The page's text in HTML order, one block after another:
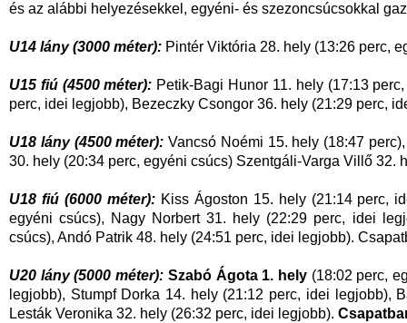
és az alábbi helyezésekkel, egyéni- és szezoncsúcsokkal
U14 lány (3000 méter): Pintér Viktória 28. hely (13:26 perc,
U15 fiú (4500 méter): Petik-Bagi Hunor 11. hely (17:13
perc, idei legjobb), Bezeczky Csongor 36. hely (21:29 perc,
U18 lány (4500 méter): Vancsó Noémi 15. hely (18:47
30. hely (20:34 perc, egyéni csúcs) Szentgáli-Varga Villő 32.
U18 fiú (6000 méter):Kiss Ágoston 15. hely (21:14 perc,
egyéni csúcs), Nagy Norbert 31. hely (22:29 perc, idei
csúcs), Andó Patrik 48. hely (24:51 perc, idei legjobb).
U20 lány (5000 méter): Szabó Ágota 1. hely(18:02 perc,
legjobb), Stumpf Dorka 14. hely (21:12 perc, idei legjobb),
Lesták Veronika 32. hely (26:32 perc, idei legjobb).